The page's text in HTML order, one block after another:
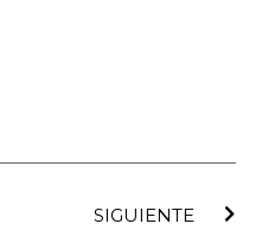
SIGUIENTE